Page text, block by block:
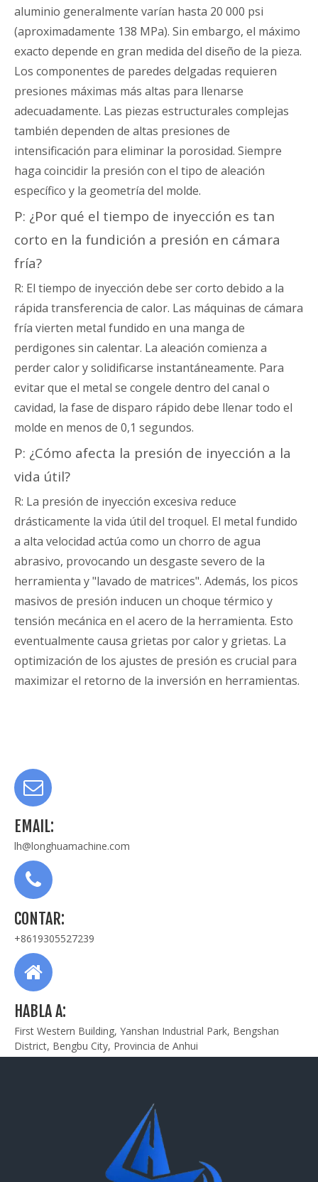
aluminio generalmente varían hasta 20 000 psi
(aproximadamente 138 MPa). Sin embargo, el máximo
exacto depende en gran medida del diseño de la pieza.
Los componentes de paredes delgadas requieren
presiones máximas más altas para llenarse
adecuadamente. Las piezas estructurales complejas
también dependen de altas presiones de
intensificación para eliminar la porosidad. Siempre
haga coincidir la presión con el tipo de aleación
específico y la geometría del molde.
P: ¿Por qué el tiempo de inyección es tan
corto en la fundición a presión en cámara
fría?
R: El tiempo de inyección debe ser corto debido a la
rápida transferencia de calor. Las máquinas de cámara
fría vierten metal fundido en una manga de
perdigones sin calentar. La aleación comienza a
perder calor y solidificarse instantáneamente. Para
evitar que el metal se congele dentro del canal o
cavidad, la fase de disparo rápido debe llenar todo el
molde en menos de 0,1 segundos.
P: ¿Cómo afecta la presión de inyección a la
vida útil?
R: La presión de inyección excesiva reduce
drásticamente la vida útil del troquel. El metal fundido
a alta velocidad actúa como un chorro de agua
abrasivo, provocando un desgaste severo de la
herramienta y "lavado de matrices". Además, los picos
masivos de presión inducen un choque térmico y
tensión mecánica en el acero de la herramienta. Esto
eventualmente causa grietas por calor y grietas. La
optimización de los ajustes de presión es crucial para
maximizar el retorno de la inversión en herramientas.
EMAIL:
lh@longhuamachine.com
CONTAR:
+8619305527239
HABLA A:
First Western Building, Yanshan Industrial Park, Bengshan
District, Bengbu City, Provincia de Anhui